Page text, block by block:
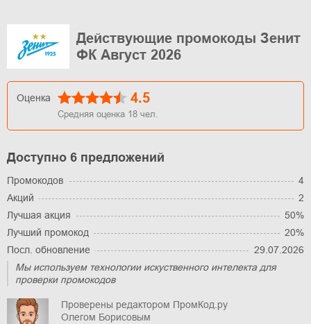
Действующие промокоды Зенит
ФК Август 2026
Оценка 4.5
Средняя оценка 18 чел.
Доступно 6 предложений
Промокодов
4
Акций
2
Лучшая акция
50%
Лучший промокод
20%
Посл. обновление
29.07.2026
Мы используем технологии искуственного интелекта для
проверки промокодов
Проверены редактором ПромКод.ру
Олегом Борисовым